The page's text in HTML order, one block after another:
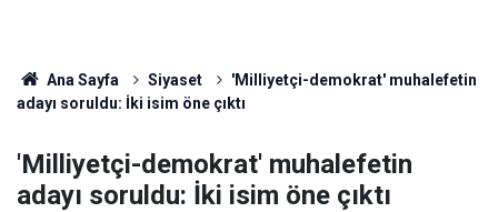
Ana Sayfa Siyaset
'Milliyetçi-demokrat' muhalefetin
adayı soruldu: İki isim öne çıktı
'Milliyetçi-demokrat' muhalefetin
adayı soruldu: İki isim öne çıktı